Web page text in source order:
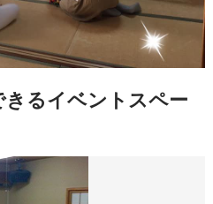
るイベントスペー